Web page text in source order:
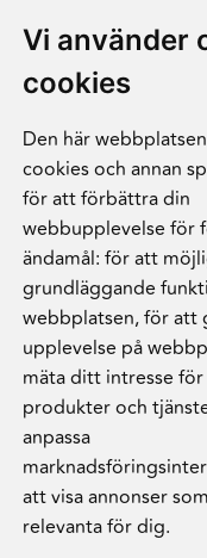
Vi använder
cookies
Den här
cookies och annan
för att förbättra din
webbupplevelse för
ändamål: för att
grundläggande
webbplatsen,för att
upplevelse på
mäta ditt intresse för
produkter och
anpassa
att visa annonser
relevanta för dig.
retur